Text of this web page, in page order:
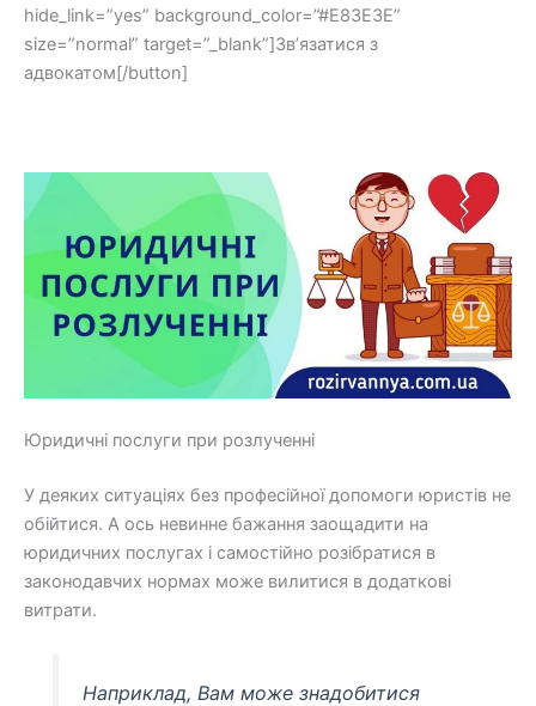
hide_link=”yes” background_color=”#E83E3E”
size=”normal” target=”_blank”]Зв’язатися з
адвокатом[/button]
Юридичні послуги при розлученні
У деяких ситуаціях без професійної допомоги юристів не
обійтися. А ось невинне бажання заощадити на
юридичних послугах і самостійно розібратися в
законодавчих нормах може вилитися в додаткові
витрати.
Наприклад, Вам може знадобитися